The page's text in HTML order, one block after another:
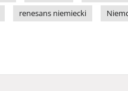
renesans niemiecki